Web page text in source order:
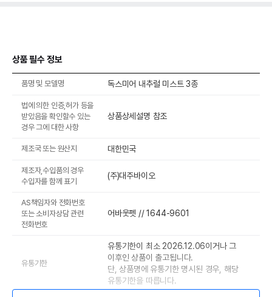
상품 필수 정보
품명 및 모델명 독스미어 내추럴 미스트 3종
법에 의한 인증,허가 등을
받았음을 확인할수 있는
경우 그에 대한 사항
상품상세설명 참조
제조국 또는 원산지 대한민국
제조자,수입품의 경우
수입자를 함께 표기
(주)대주바이오
AS책임자와 전화번호
또는 소비자상담 관련
전화번호
어바웃펫 // 1644-9601
유통기한
유통기한이 최소 2026.12.06이거나 그
이후인 상품이 출고됩니다.
단, 상품명에 유통기한 명시된 경우, 해당
유통기한을 따릅니다.